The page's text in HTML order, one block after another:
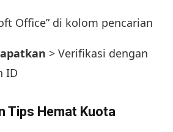
Office” di kolom pencarian
> Verifikasi dengan
ID
Tips Hemat Kuota